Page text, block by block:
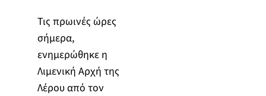
Τις πρωινές ώρες
σήμερα,
ενημερώθηκε η
Λιμενική Αρχή της
Λέρου από τον